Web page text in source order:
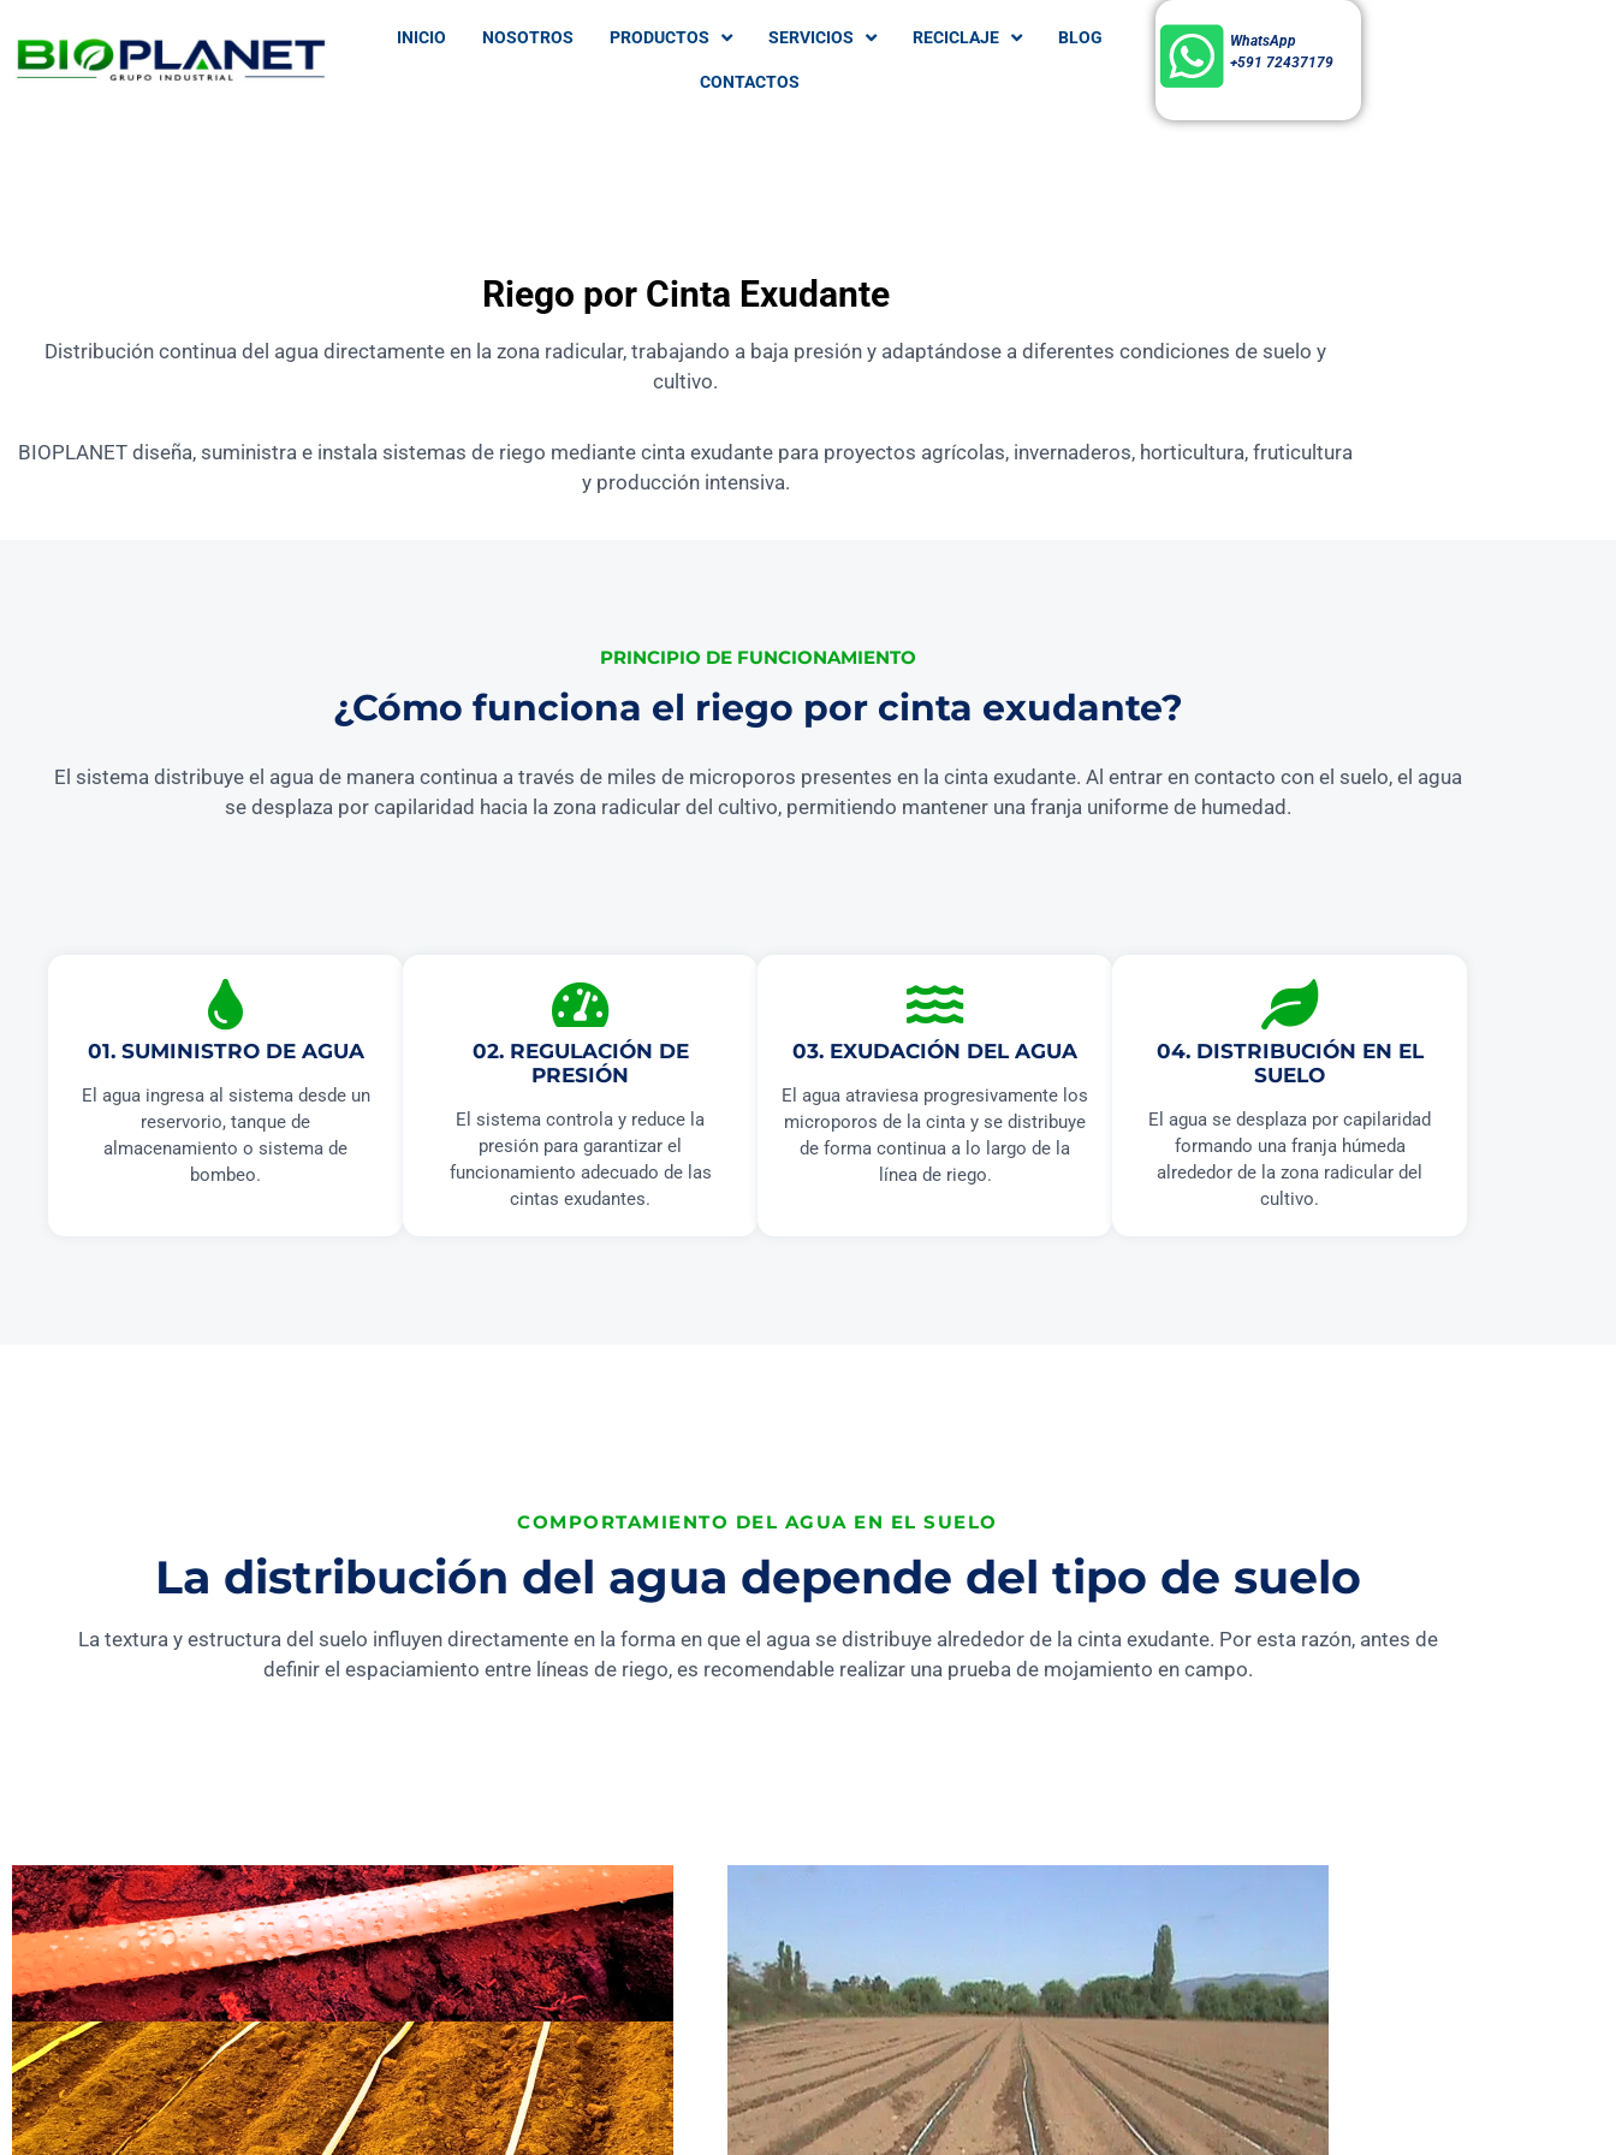
INICIO NOSOTROS PRODUCTOS SERVICIOS RECICLAJE BLOG
CONTACTOS
WhatsApp
+591 72437179
Riego por Cinta Exudante
Distribución continua del agua directamente en la zona radicular, trabajando a baja presión y adaptándose a diferentes condiciones de suelo y
cultivo.
BIOPLANET diseña, suministra e instala sistemas de riego mediante cinta exudante para proyectos agrícolas, invernaderos, horticultura, fruticultura
y producción intensiva.
PRINCIPIO DE FUNCIONAMIENTO
¿Cómo funciona el riego por cinta exudante?
El sistema distribuye el agua de manera continua a través de miles de microporos presentes en la cinta exudante. Al entrar en contacto con el suelo, el agua
se desplaza por capilaridad hacia la zona radicular del cultivo, permitiendo mantener una franja uniforme de humedad.
01. SUMINISTRO DE AGUA
El agua ingresa al sistema desde un
reservorio, tanque de
almacenamiento o sistema de
bombeo.
02. REGULACIÓN DE
PRESIÓN
El sistema controla y reduce la
presión para garantizar el
funcionamiento adecuado de las
cintas exudantes.
03. EXUDACIÓN DEL AGUA
El agua atraviesa progresivamente los
microporos de la cinta y se distribuye
de forma continua a lo largo de la
línea de riego.
04. DISTRIBUCIÓN EN EL
SUELO
El agua se desplaza por capilaridad
formando una franja húmeda
alrededor de la zona radicular del
cultivo.
COMPORTAMIENTO DEL AGUA EN EL SUELO
La distribución del agua depende del tipo de suelo
La textura y estructura del suelo influyen directamente en la forma en que el agua se distribuye alrededor de la cinta exudante. Por esta razón, antes de
definir el espaciamiento entre líneas de riego, es recomendable realizar una prueba de mojamiento en campo.